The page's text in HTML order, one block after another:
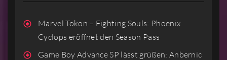
Marvel Tokon – Fighting Souls: Phoenix
Cyclops eröffnet den Season Pass
Game Boy Advance SP lässt grüßen: Anbernic